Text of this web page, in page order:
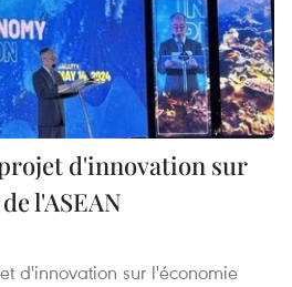
d'innovation sur
l'ASEAN
d'innovation sur l'économie